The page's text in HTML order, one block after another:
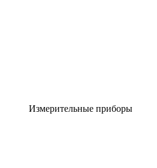
Измерительные приборы